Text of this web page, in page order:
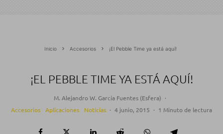
Inicio Accesorios ¡El Pebble Time ya está aquí!
¡EL PEBBLE TIME YA ESTÁ AQUÍ!
M. Alejandro W. García Fuentes (Esfera) ·
Accesorios
Aplicaciones Noticias · 4 junio, 2015 · 1 Minuto de lectura